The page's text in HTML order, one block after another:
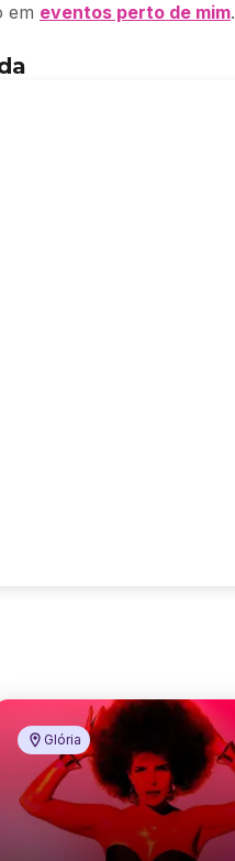
em eventos perto de mim.
Glória